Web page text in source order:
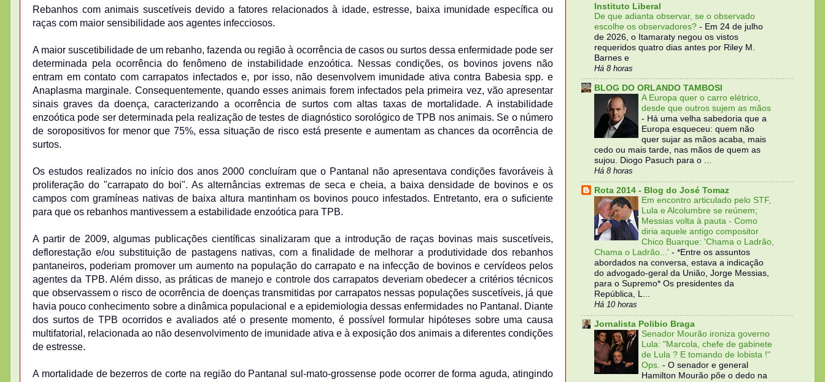
Rebanhos com animais suscetíveis devido a fatores relacionados à idade, estresse, baixa imunidade específica ou
raças com maior sensibilidade aos agentes infecciosos.
A maior suscetibilidade de um rebanho, fazenda ou região à ocorrência de casos ou surtos dessa enfermidade pode ser
determinada pela ocorrência do fenômeno de instabilidade enzoótica. Nessas condições, os bovinos jovens não
entram em contato com carrapatos infectados e, por isso, não desenvolvem imunidade ativa contra Babesia spp. e
Anaplasma marginale. Consequentemente, quando esses animais forem infectados pela primeira vez, vão apresentar
sinais graves da doença, caracterizando a ocorrência de surtos com altas taxas de mortalidade. A instabilidade
enzoótica pode ser determinada pela realização de testes de diagnóstico sorológico de TPB nos animais. Se o número
de soropositivos for menor que 75%, essa situação de risco está presente e aumentam as chances da ocorrência de
surtos.
Os estudos realizados no início dos anos 2000 concluíram que o Pantanal não apresentava condições favoráveis à
proliferação do "carrapato do boi". As alternâncias extremas de seca e cheia, a baixa densidade de bovinos e os
campos com gramíneas nativas de baixa altura mantinham os bovinos pouco infestados. Entretanto, era o suficiente
para que os rebanhos mantivessem a estabilidade enzoótica para TPB.
A partir de 2009, algumas publicações científicas sinalizaram que a introdução de raças bovinas mais suscetíveis,
deflorestação e/ou substituição de pastagens nativas, com a finalidade de melhorar a produtividade dos rebanhos
pantaneiros, poderiam promover um aumento na população do carrapato e na infecção de bovinos e cervídeos pelos
agentes da TPB. Além disso, as práticas de manejo e controle dos carrapatos deveriam obedecer a critérios técnicos
que observassem o risco de ocorrência de doenças transmitidas por carrapatos nessas populações suscetíveis, já que
havia pouco conhecimento sobre a dinâmica populacional e a epidemiologia dessas enfermidades no Pantanal. Diante
dos surtos de TPB ocorridos e avaliados até o presente momento, é possível formular hipóteses sobre uma causa
multifatorial, relacionada ao não desenvolvimento de imunidade ativa e à exposição dos animais a diferentes condições
de estresse.
A mortalidade de bezerros de corte na região do Pantanal sul-mato-grossense pode ocorrer de forma aguda, atingindo
Instituto Liberal
De que adianta observar, se o observado
escolhe os observadores? - Em 24 de julho
de 2026, o Itamaraty negou os vistos
requeridos quatro dias antes por Riley M.
Barnes e
Há 8 horas
BLOG DO ORLANDO TAMBOSI
A Europa quer o carro elétrico,
desde que outros sujem as mãos
- Há uma velha sabedoria que a
Europa esqueceu: quem não
quer sujar as mãos acaba, mais
cedo ou mais tarde, nas mãos de quem as
sujou. Diogo Pasuch para o ...
Há 8 horas
Rota 2014 - Blog do José Tomaz
Em encontro articulado pelo STF,
Lula e Alcolumbre se reúnem;
Messias volta à pauta - Como
diria aquele antigo compositor
Chico Buarque: 'Chama o Ladrão,
Chama o Ladrão...' - *Entre os assuntos
abordados na conversa, estava a indicação
do advogado-geral da União, Jorge Messias,
para o Supremo* Os presidentes da
República, L...
Há 10 horas
Jornalista Polibio Braga
Senador Mourão ironiza governo
Lula: "Marcola, chefe de gabinete
de Lula ? E tomando de lobista !"
Ops. - O senador e general
Hamilton Mourão põe o dedo na